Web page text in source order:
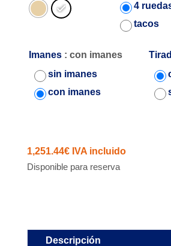
1,143.32€
hasta
4
tacos
Imanes : con imanes
sin imanes
con imanes
1,251.44€ IVA incluido
Disponible para reserva
Descripción